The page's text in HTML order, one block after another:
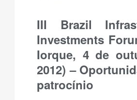
III Brazil
Investments
Iorque, 4 de
2012) –
patrocínio